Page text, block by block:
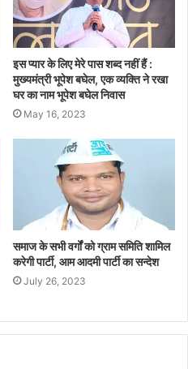
इस प्यार के लिए मेरे पास शब्द नहीं हैं :
मुख्यमंत्री भूपेश बघेल, एक व्यक्ति ने रखा
घर का नाम भूपेश बघेल निवास
May 16, 2023
समाज के सभी वर्गों को ग्राम समिति शामिल
करेगी पार्टी, आम आदमी पार्टी का सन्देश
July 26, 2023